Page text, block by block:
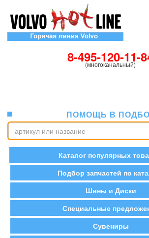
8-495-120-11-
(многоканальный)
ПОМОЩЬ В
Каталог популярных
Подбор запчастей по
Шины и Диски
Специальные
Сувениры